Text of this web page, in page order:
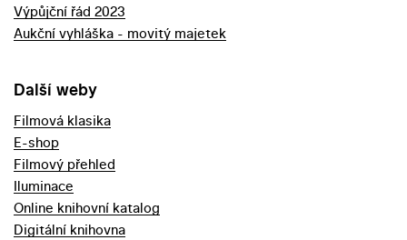
Výpůjční řád 2023
Aukční vyhláška - movitý majetek
Další weby
Filmová klasika
E-shop
Filmový přehled
Iluminace
Online knihovní katalog
Digitální knihovna